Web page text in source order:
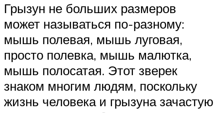
Грызун не больших размеров
может называться по-разному:
мышь полевая, мышь луговая,
просто полевка, мышь малютка,
мышь полосатая. Этот зверек
знаком многим людям, поскольку
жизнь человека и грызуна зачастую